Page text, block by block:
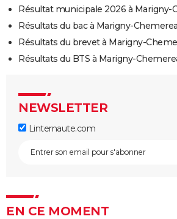
Résultat municipale 2026 à Marigny-
Résultats du bac à Marigny-
Résultats du brevet à Marigny-
Résultats du BTS à Marigny-
NEWSLETTER
Linternaute.com
EN CE MOMENT